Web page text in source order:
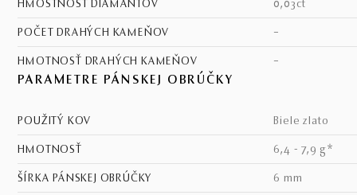
HMOSTNOSŤ DIAMANTOV 0,03ct
POČET DRAHÝCH KAMEŇOV –
HMOTNOSŤ DRAHÝCH KAMEŇOV –
PARAMETRE PÁNSKEJ OBRÚČKY
POUŽITÝ KOV biele zlato
HMOTNOSŤ 6,4 - 7,9 g*
ŠÍRKA PÁNSKEJ OBRÚČKY 6 mm